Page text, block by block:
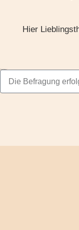
Hier
Wunschthema